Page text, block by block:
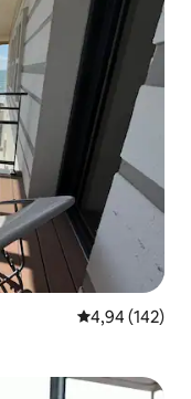
4,94 af 5 í
4,94 (142)